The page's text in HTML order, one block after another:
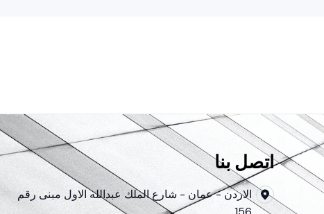
اتصل بنا
الاردن - عمان - شارع الملك عبدالله الاول مبنى رقم